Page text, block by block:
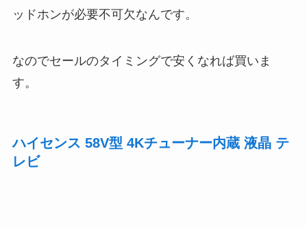
ッドホンが必要不可欠なんです。
なのでセールのタイミングで安くなれば買いま
す。
ハイセンス 58V型 4Kチューナー内蔵 液晶 テ
レビ